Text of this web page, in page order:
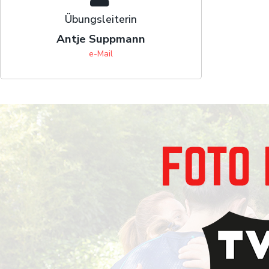
Übungsleiterin
Antje Suppmann
e-Mail